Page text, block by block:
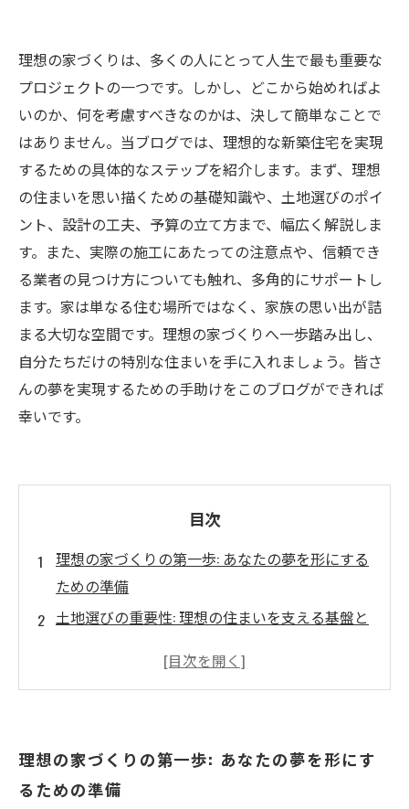
理想の家づくりは、多くの人にとって人生で最も重要な
プロジェクトの一つです。しかし、どこから始めればよ
いのか、何を考慮すべきなのかは、決して簡単なことで
はありません。当ブログでは、理想的な新築住宅を実現
するための具体的なステップを紹介します。まず、理想
の住まいを思い描くための基礎知識や、土地選びのポイ
ント、設計の工夫、予算の立て方まで、幅広く解説しま
す。また、実際の施工にあたっての注意点や、信頼でき
る業者の見つけ方についても触れ、多角的にサポートし
ます。家は単なる住む場所ではなく、家族の思い出が詰
まる大切な空間です。理想の家づくりへ一歩踏み出し、
自分たちだけの特別な住まいを手に入れましょう。皆さ
んの夢を実現するための手助けをこのブログができれば
幸いです。
目次
理想の家づくりの第一歩: あなたの夢を形にする
ための準備
土地選びの重要性: 理想の住まいを支える基盤と
設計の工夫: 家族のライフスタイルに合わせたプ
計画
施工時の注意点: 失敗しない家づくりの秘訣
理想の家づくりの第一歩: あなたの夢を形にす
るための準備